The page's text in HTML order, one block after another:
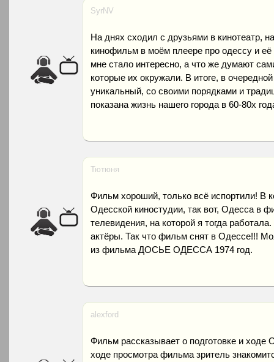
SyrNV
На днях сходил с друзьями в кинотеатр,
кинофильм в моём плеере про одессу и
мне стало интересно, а что же думают
которые их окружали. В итоге, в
уникальный, со своими порядками и
показана жизнь нашего города в 60-80х
Тютюня
Фильм хороший, только всё испортили! В
Одесской киностудии, так вот, Одесса в
телевидения, на которой я тогда
актёры. Так что фильм снят в Одессе!!!
из фильма ДОСЬЕ ОДЕССА 1974 год.
alexford
Фильм рассказывает о подготовке и ходе
ходе просмотра фильма зритель